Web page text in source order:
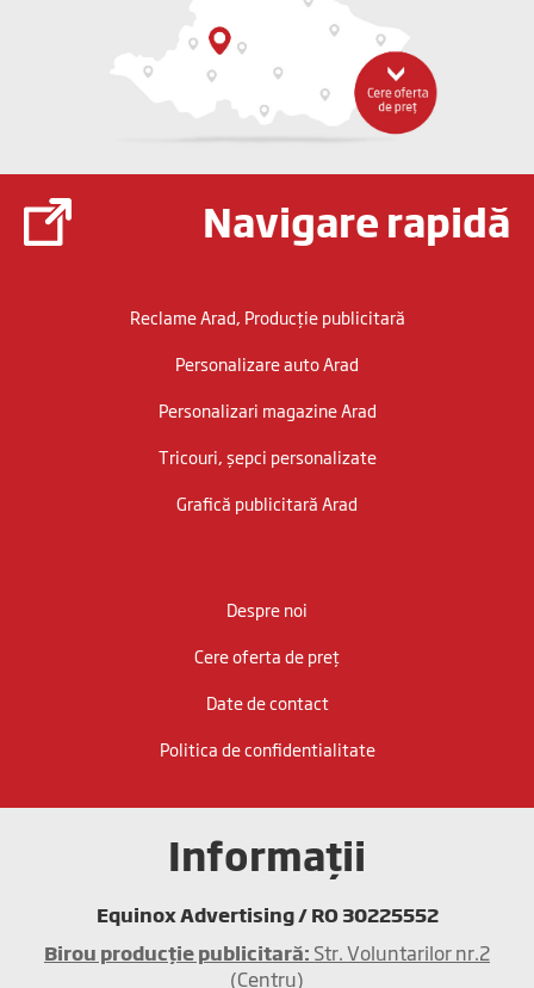
Navigare rapidă
Reclame Arad, Producție publicitară
Personalizare auto Arad
Personalizari magazine Arad
Tricouri, șepci personalizate
Grafică publicitară Arad
Despre noi
Cere oferta de preț
Date de contact
Politica de confidentialitate
Informații
Equinox Advertising / RO 30225552
Birou producţie publicitară: Str. Voluntarilor nr.2
(Centru)